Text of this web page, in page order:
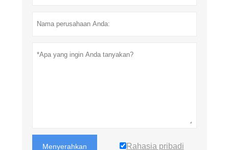
Menyerahkan Rahasia pribadi